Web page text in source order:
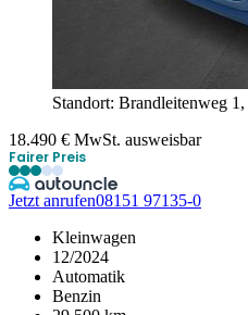
Standort: Brandleitenweg 1,
18.490 € MwSt. ausweisbar
Fairer Preis
Jetzt anrufen08151 97135-0
Kleinwagen
12/2024
Automatik
Benzin